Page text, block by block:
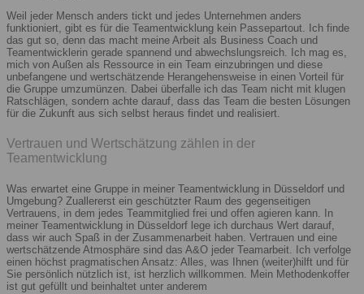
Weil jeder Mensch anders tickt und jedes Unternehmen anders
funktioniert, gibt es für die Teamentwicklung kein Passepartout. Ich finde
das gut so, denn das macht meine Arbeit als Business Coach und
Teamentwicklerin gerade spannend und abwechslungsreich. Ich mag es,
mich von Außen als Ressource in ein Team einzubringen und diese
unbefangene und wertschätzende Herangehensweise in einen Vorteil für
die Gruppe umzumünzen. Dabei überfalle ich das Team nicht mit klugen
Ratschlägen, sondern achte darauf, dass das Team die besten Lösungen
für die Zukunft aus sich selbst heraus findet und realisiert.
Vertrauen und Wertschätzung zählen in der
Teamentwicklung
Was erwartet eine Gruppe in meiner Teamentwicklung in Düsseldorf und
Umgebung? Zuallererst ein geschützter Raum des gegenseitigen
Vertrauens, in dem jedes Teammitglied frei und offen agieren kann. In
meiner Teamentwicklung in Düsseldorf lege ich durchaus Wert darauf,
dass wir auch Spaß in der Zusammenarbeit haben. Vertrauen und eine
wertschätzende Atmosphäre sind das A&O jeder Teamarbeit. Ich verfolge
einen höchst pragmatischen Ansatz: Alles, was Ihnen (weiter)hilft und für
Sie persönlich nützlich ist, ist herzlich willkommen. Mein Methodenkoffer
ist gut gefüllt und beinhaltet unter anderem